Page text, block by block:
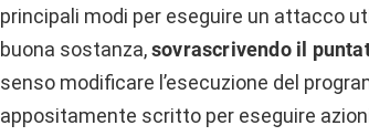
principali modi per eseguire un attacco
buona sostanza,sovrascrivendo il
senso modificare l’esecuzione del
appositamente scritto per eseguire